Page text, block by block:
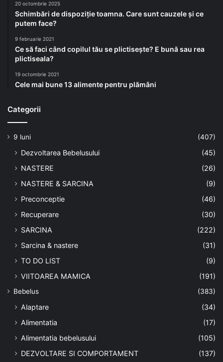
20 octombrie 2025
Schimbări de dispoziție toamna. Care sunt cauzele și ce
putem face?
9 februarie 2021
Ce să faci când copilul tău se plictisește? E bună sau rea
plictiseala?
19 octombrie 2021
Cele mai bune 13 alimente pentru plămâni
Categorii
9 luni (407)
Dezvoltarea Bebelusului
(45)
NASTERE
(26)
NASTERE & SARCINA
(9)
Preconceptie
(46)
Recuperare
(30)
SARCINA
(222)
Sarcina & nastere
(31)
TO DO LIST
(9)
VIITOAREA MAMICA
(191)
Bebelus (383)
Alaptare
(34)
Alimentatia
(17)
Alimentatia bebelusului
(105)
DEZVOLTARE SI COMPORTAMENT
(137)